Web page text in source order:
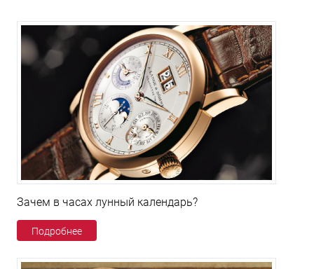
Зачем в часах лунный календарь?
Подробнее